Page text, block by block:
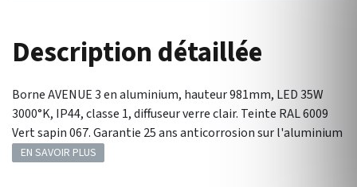
Description détaillée
Borne AVENUE 3 en aluminium, hauteur 981mm, LED 35W
3000°K, IP44, classe 1, diffuseur verre clair. Teinte RAL 6009
Vert sapin 067. Garantie 25 ans anticorrosion sur l'aluminium
EN SAVOIR PLUS